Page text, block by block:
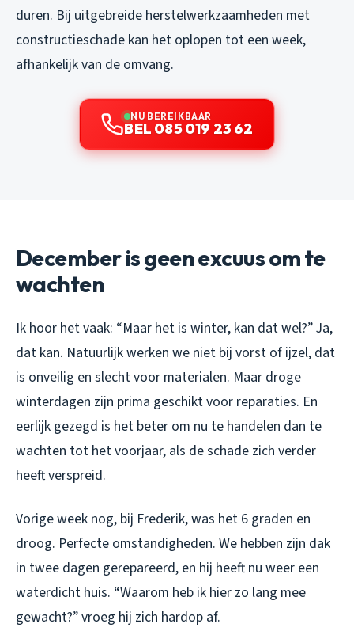
duren. Bij uitgebreide herstelwerkzaamheden met
constructieschade kan het oplopen tot een week,
afhankelijk van de omvang.
NU BEREIKBAAR
BEL 085 019 23 62
December is geen excuus om te
wachten
Ik hoor het vaak: “Maar het is winter, kan dat wel?” Ja,
dat kan. Natuurlijk werken we niet bij vorst of ijzel, dat
is onveilig en slecht voor materialen. Maar droge
winterdagen zijn prima geschikt voor reparaties. En
eerlijk gezegd is het beter om nu te handelen dan te
wachten tot het voorjaar, als de schade zich verder
heeft verspreid.
Vorige week nog, bij Frederik, was het 6 graden en
droog. Perfecte omstandigheden. We hebben zijn dak
in twee dagen gerepareerd, en hij heeft nu weer een
waterdicht huis. “Waarom heb ik hier zo lang mee
gewacht?” vroeg hij zich hardop af.